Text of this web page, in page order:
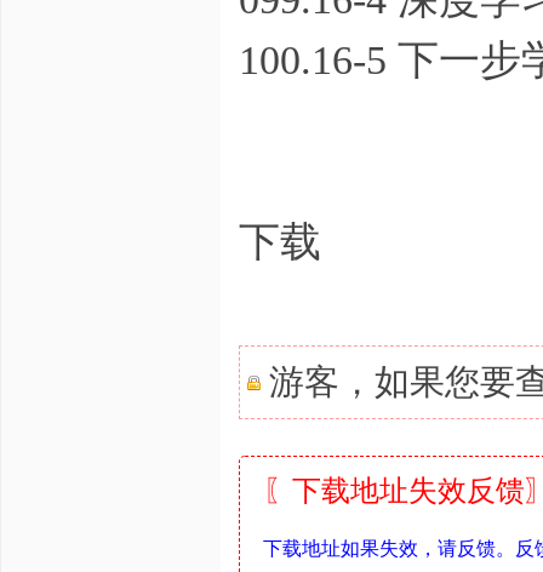
100.16-5 下一步
下载
游客，如果您要
〖下载地址失效反馈
下载地址如果失效，请反馈。